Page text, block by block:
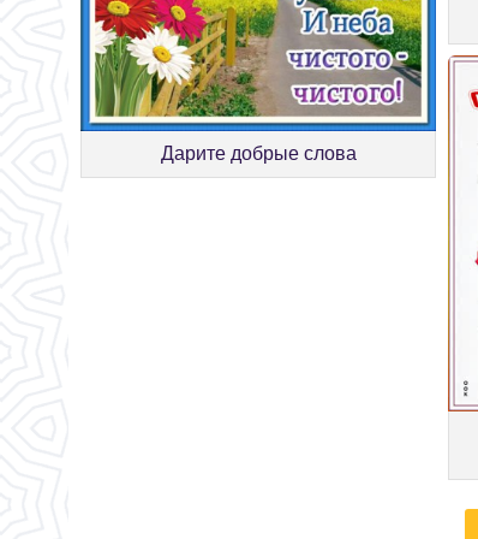
Дарите добрые слова